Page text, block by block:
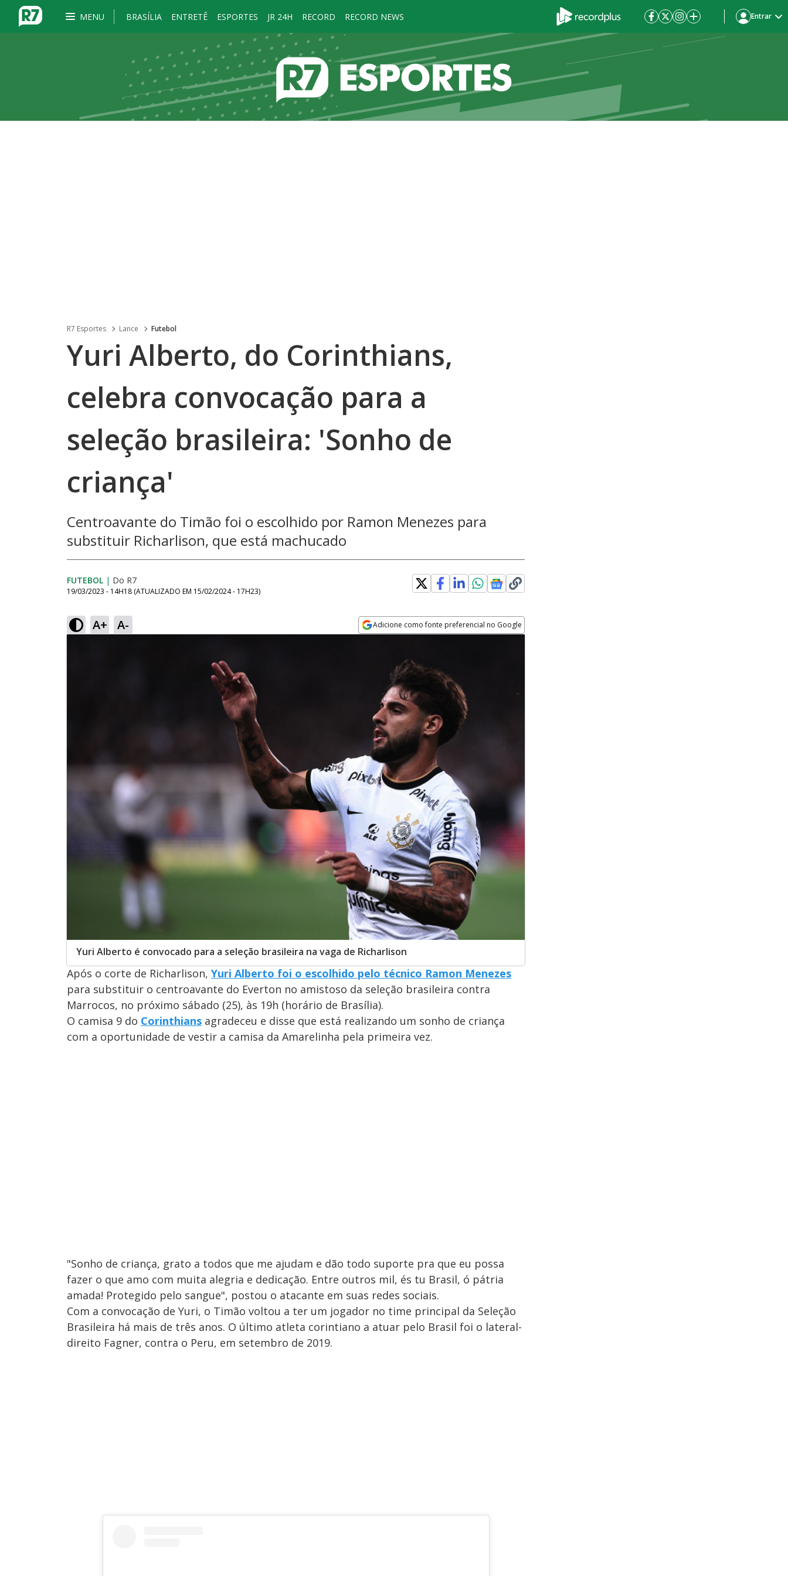
MENU BRASÍLIA ENTRETÊ ESPORTES JR 24H RECORD RECORD NEWS Entrar
R7 Esportes Lance Futebol
Yuri Alberto, do Corinthians,
celebra convocação para a
seleção brasileira: 'Sonho de
criança'
Centroavante do Timão foi o escolhido por Ramon Menezes para
substituir Richarlison, que está machucado
FUTEBOL | Do R7
19/03/2023 - 14H18 (ATUALIZADO EM 15/02/2024 - 17H23)
A+ A- Adicione como fonte preferencial no Google
Yuri Alberto é convocado para a seleção brasileira na vaga de Richarlison
Após o corte de Richarlison, Yuri Alberto foi o escolhido pelo técnico Ramon Menezes
para substituir o centroavante do Everton no amistoso da seleção brasileira contra
Marrocos, no próximo sábado (25), às 19h (horário de Brasília).
O camisa 9 do Corinthians agradeceu e disse que está realizando um sonho de criança
com a oportunidade de vestir a camisa da Amarelinha pela primeira vez.
"Sonho de criança, grato a todos que me ajudam e dão todo suporte pra que eu possa
fazer o que amo com muita alegria e dedicação. Entre outros mil, és tu Brasil, ó pátria
amada! Protegido pelo sangue", postou o atacante em suas redes sociais.
Com a convocação de Yuri, o Timão voltou a ter um jogador no time principal da Seleção
Brasileira há mais de três anos. O último atleta corintiano a atuar pelo Brasil foi o lateral-
direito Fagner, contra o Peru, em setembro de 2019.